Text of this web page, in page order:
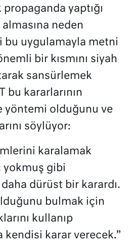
yaptığı
neden
bu uygulamayla metni
bir kısmını siyah
sansürlemek
bu kararlarının
yöntemi olduğunu ve
söylüyor:
karalamak
yokmuş gibi
dürüst bir karardı.
bulmak için
kullanıp
kendisi karar verecek.”